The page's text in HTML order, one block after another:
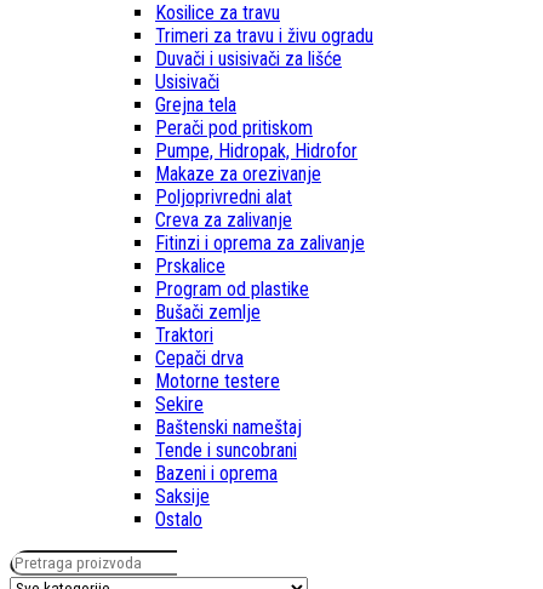
Kosilice za travu
Trimeri za travu i živu ogradu
Duvači i usisivači za lišće
Usisivači
Grejna tela
Perači pod pritiskom
Pumpe, Hidropak, Hidrofor
Makaze za orezivanje
Poljoprivredni alat
Creva za zalivanje
Fitinzi i oprema za zalivanje
Prskalice
Program od plastike
Bušači zemlje
Traktori
Cepači drva
Motorne testere
Sekire
Baštenski nameštaj
Tende i suncobrani
Bazeni i oprema
Saksije
Ostalo
Pretraga za: